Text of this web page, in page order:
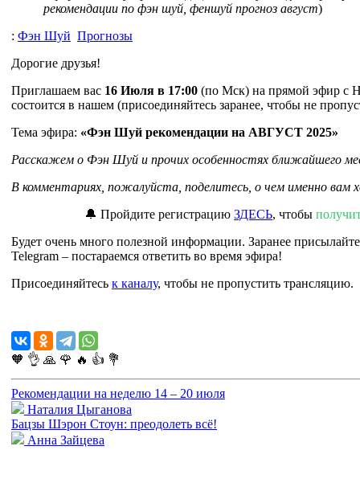
рекомендации по фэн шуй, феншуй прогноз август)
: Фэн Шуй Прогнозы
Дорогие друзья!
Приглашаем вас 16 Июля в 17:00 (по Мск) на прямой эфир с
состоится в нашем (присоединяйтесь заранее, чтобы не
Тема эфира: «Фэн Шуй рекомендации на АВГУСТ 2025»
Расскажем о Фэн Шуй и прочих особенностях ближайшего
В комментариях, пожалуйста, поделитесь, о чем именно вам
🔔 Пройдите регистрацию ЗДЕСЬ, чтобы
Будет очень много полезной информации. Заранее
Telegram – постараемся ответить во время эфира!
Присоединяйтесь к каналу, чтобы не пропустить трансляцию.
🧡 👌 🙏 🌹 🔥 👍 💐
Рекомендации на неделю 14 – 20 июля
Наталия Цыганова
Бацзы Шэрон Стоун: преодолеть всё!
Анна Зайцева